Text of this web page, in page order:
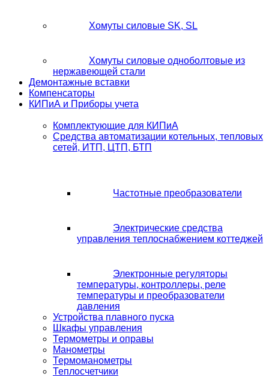
Хомуты силовые SK, SL
Хомуты силовые одноболтовые из
нержавеющей стали
Демонтажные вставки
Компенсаторы
КИПиА и Приборы учета
Комплектующие для КИПиА
Средства автоматизации котельных, тепловых
сетей, ИТП, ЦТП, БТП
Частотные преобразователи
Электрические средства
управления теплоснабжением коттеджей
Электронные регуляторы
температуры, контроллеры, реле
температуры и преобразователи
давления
Устройства плавного пуска
Шкафы управления
Термометры и оправы
Манометры
Термоманометры
Теплосчетчики